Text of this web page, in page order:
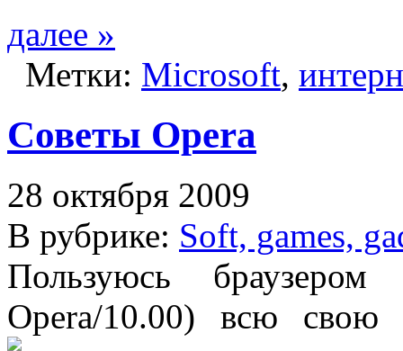
далее »
Метки: Microsoft,
Советы Opera
28 октября 2009
В рубрике: Soft, games,
Пользуюсь
Opera/10.00) всю свою